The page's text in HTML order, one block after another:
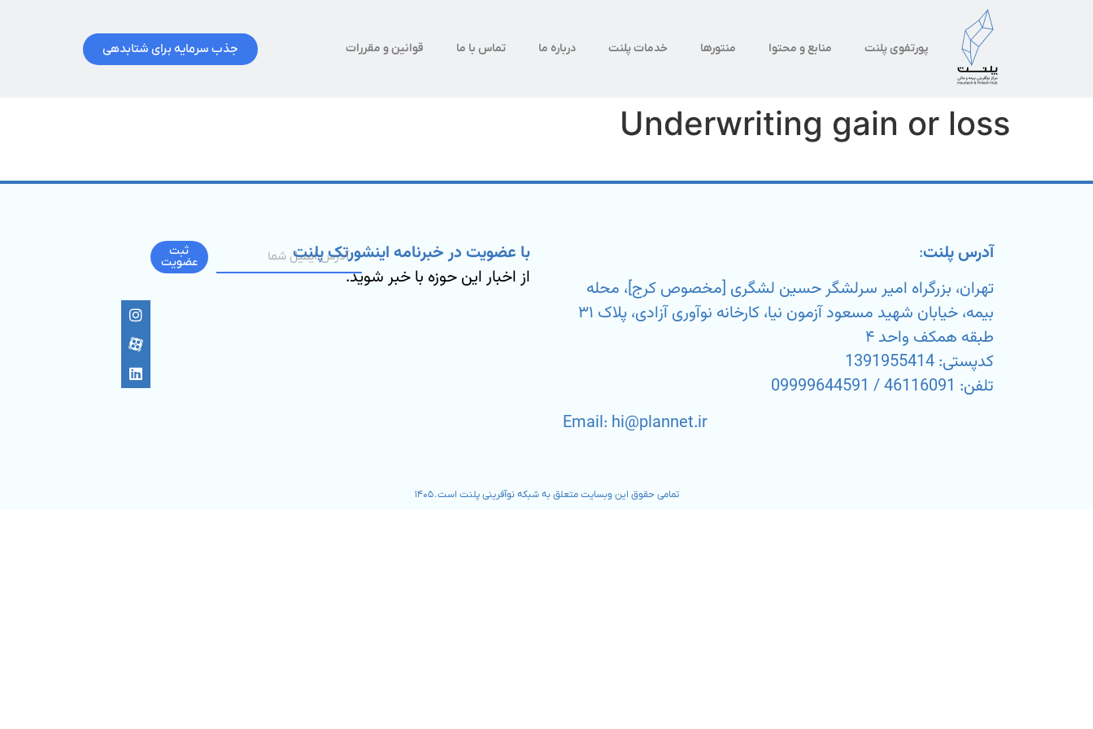
پورتفوی پلنت منابع و محتوا منتورها خدمات پلنت درباره ما تماس با ما قوانین و مقررات جذب سرمایه برای شتابدهی
Underwriting gain or loss
آدرس پلنت:
تهران، بزرگراه امیر سرلشگر حسین لشگری [مخصوص کرج]، محله
بیمه، خیابان شهید مسعود آزمون نیا، کارخانه نوآوری آزادی، پلاک ۳۱
طبقه همکف واحد ۴
کدپستی: 1391955414
تلفن: 46116091 / 09999644591
Email: hi@plannet.ir
با عضویت در خبرنامه اینشورتک پلنت
از اخبار این حوزه با خبر شوید.
ثبت
عضویت
تمامی حقوق این وبسایت متعلق به شبکه نوآفرینی پلنت است. ۱۴۰۵